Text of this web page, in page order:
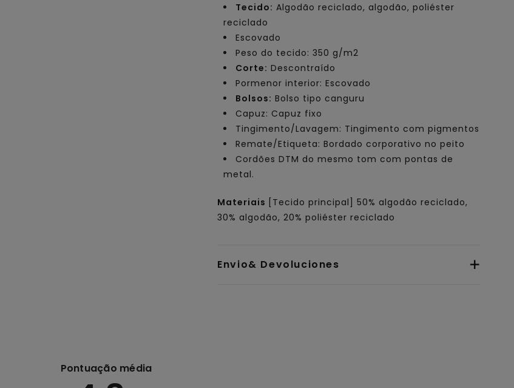
Tecido: Algodão reciclado, algodão, poliéster
reciclado
Escovado
Peso do tecido: 350 g/m2
Corte: Descontraído
Pormenor interior: Escovado
Bolsos: Bolso tipo canguru
Capuz: Capuz fixo
Tingimento/Lavagem: Tingimento com pigmentos
Remate/Etiqueta: Bordado corporativo no peito
Cordões DTM do mesmo tom com pontas de
metal.
Materiais [Tecido principal] 50% algodão reciclado,
30% algodão, 20% poliéster reciclado
Envio& Devoluciones
Pontuação média